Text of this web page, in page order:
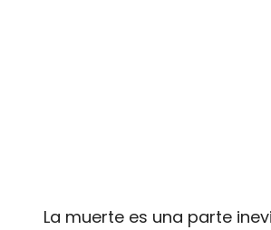
La muerte es una parte